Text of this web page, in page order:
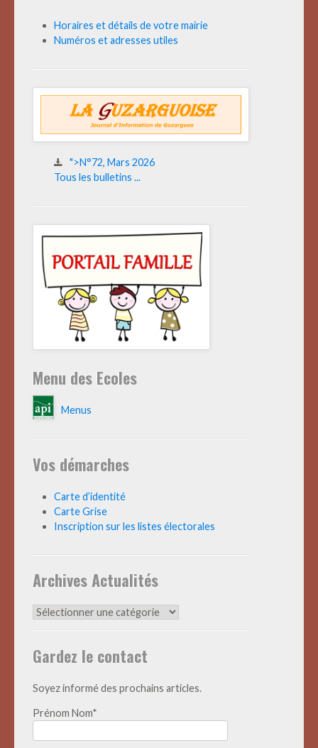
Horaires et détails de votre mairie
Numéros et adresses utiles
">N°72, Mars 2026
Tous les bulletins ...
Menu des Ecoles
Menus
Vos démarches
Carte d’identité
Carte Grise
Inscription sur les listes électorales
Archives Actualités
Archives
Gardez le contact
Soyez informé des prochains articles.
Prénom Nom*